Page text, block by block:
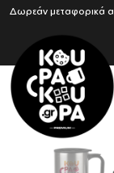
Δωρεάν μεταφορικά